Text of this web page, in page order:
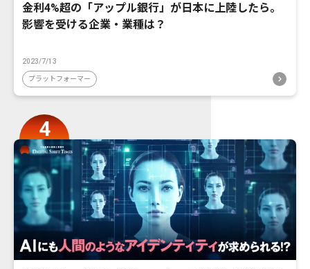
金利4%超の「アップル銀行」が日本に上陸したら。
影響を受ける企業・業種は？
2023/7/13
プラットフォーマー